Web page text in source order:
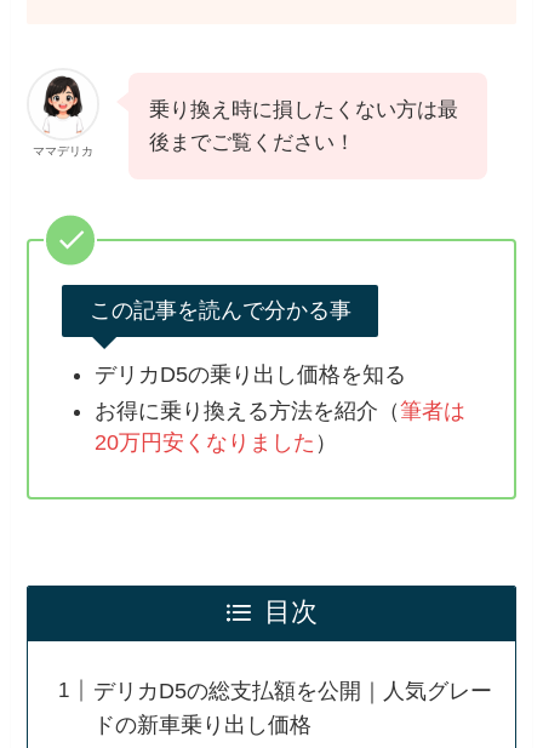
ママデリカ
乗り換え時に損したくない方は最
後までご覧ください！
この記事を読んで分かる事
デリカD5の乗り出し価格を知る
お得に乗り換える方法を紹介（筆者は
20万円安くなりました ）
目次
デリカD5の総支払額を公開｜人気グレー
ドの新車乗り出し価格